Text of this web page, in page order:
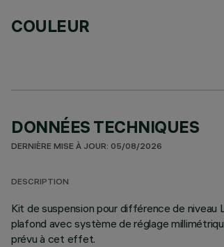
COULEUR
DONNÉES TECHNIQUES
DERNIÈRE MISE À JOUR: 05/08/2026
DESCRIPTION
Kit de suspension pour différence de niveau
plafond avec système de réglage
prévu à cet effet.